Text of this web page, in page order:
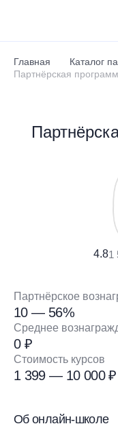
Главная
Каталог
Партнёрская
4.81
Партнёрское
10 — 56%
Среднее
0 ₽
Стоимость курсов
1 399 — 10 000 ₽
Об онлайн-школе